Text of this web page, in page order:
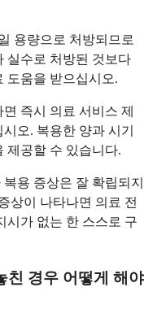
용량으로 처방되므로
실수로 처방된 것보다
도움을 받으십시오.
즉시 의료 서비스 제
오. 복용한 양과 시기
제공할 수 있습니다.
용 증상은 잘 확립되지
상이 나타나면 의료 전
시가 없는 한 스스로 구
친 경우 어떻게 해야